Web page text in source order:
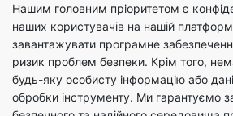
будь-яку особисту інформацію або
обробки інструменту. Ми гарантуємо
безпечного та надійного середовища
процесу. Відвідайте наш веб-сайт і
насолоджуйтесь функціями нашого
швидкості звуку.